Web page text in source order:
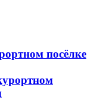
посёлке